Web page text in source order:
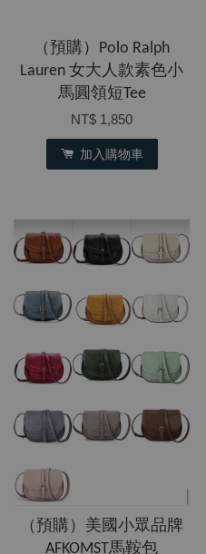
（預購）Polo Ralph
Lauren 女大人款素色小
馬圓領短Tee
NT$ 1,850
加入購物車
（預購）美國小眾品牌
AFKOMST馬鞍包